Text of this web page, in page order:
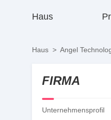
Haus
Haus > Angel
FIRMA
Unternehmensprofil